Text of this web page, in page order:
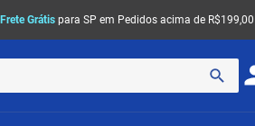
Frete Grátis para SP em Pedidos acima de